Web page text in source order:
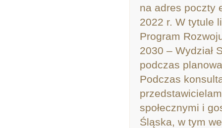
na adres poczty
2022 r. W tytule
Program
2030 – Wydział
podczas
Podczas
społecznymi i
Śląska, w tym